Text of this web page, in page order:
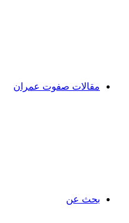
مقالات صفوت عمران
بحث عن